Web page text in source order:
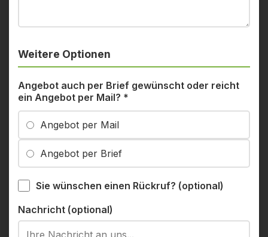
Weitere Optionen
Angebot auch per Brief gewünscht oder reicht
ein Angebot per Mail? *
Angebot per Mail
Angebot per Brief
Sie wünschen einen Rückruf? (optional)
Nachricht (optional)